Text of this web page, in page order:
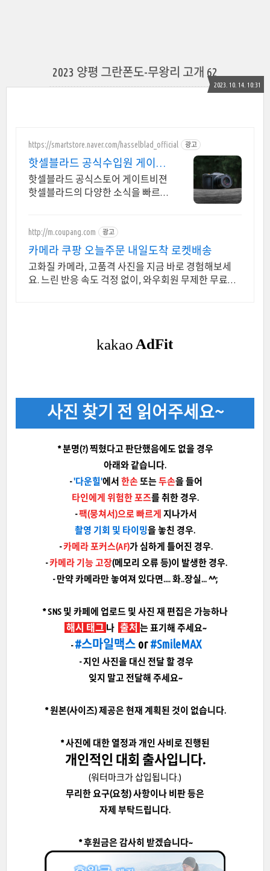
2023 양평 그란폰도-무왕리 고개 62
2023. 10. 14. 10:31
https://smartstore.naver.com/hasselblad_official 광고
핫셀블라드 공식수입원 게이트
비젼
핫셀블라드 공식스토어 게이트비젼
핫셀블라드의 다양한 소식을 빠르게
http://m.coupang.com 광고
카메라 쿠팡 오늘주문 내일도착 로켓배송
고화질 카메라, 고품격 사진을 지금 바로 경험해보세
요. 느린 반응 속도 걱정 없이, 와우회원 무제한 무료배
사진 찾기 전 읽어주세요~
* 분명(?) 찍혔다고 판단했음에도 없을 경우
아래와 같습니다.
-'다운힐'에서 한손또는두손을 들어
타인에게 위험한 포즈를 취한 경우.
-팩(뭉쳐서)으로 빠르게 지나가서
촬영 기회 및 타이밍을 놓친 경우.
-카메라 포커스(AF)가 심하게 틀어진 경우.
-카메라 기능 고장(메모리 오류 등)이 발생한 경우.
- 만약 카메라만 놓여져 있다면.... 화..장실... ^^;
* SNS 및 카페에 업로드 및 사진 재 편집은 가능하나
해시 태그 나 출처 는 표기해 주세요~
-#스마일맥스 or#SmileMAX
- 지인 사진을 대신 전달 할 경우
잊지 말고 전달해 주세요~
* 원본(사이즈) 제공은 현재 계획된 것이 없습니다.
* 사진에 대한 열정과 개인 사비로 진행된
개인적인 대회 출사입니다.
(워터마크가 삽입됩니다.)
무리한 요구(요청) 사항이나 비판 등은
자제 부탁드립니다.
* 후원금은 감사히 받겠습니다~